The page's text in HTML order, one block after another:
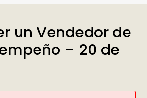
un Vendedor de
– 20 de